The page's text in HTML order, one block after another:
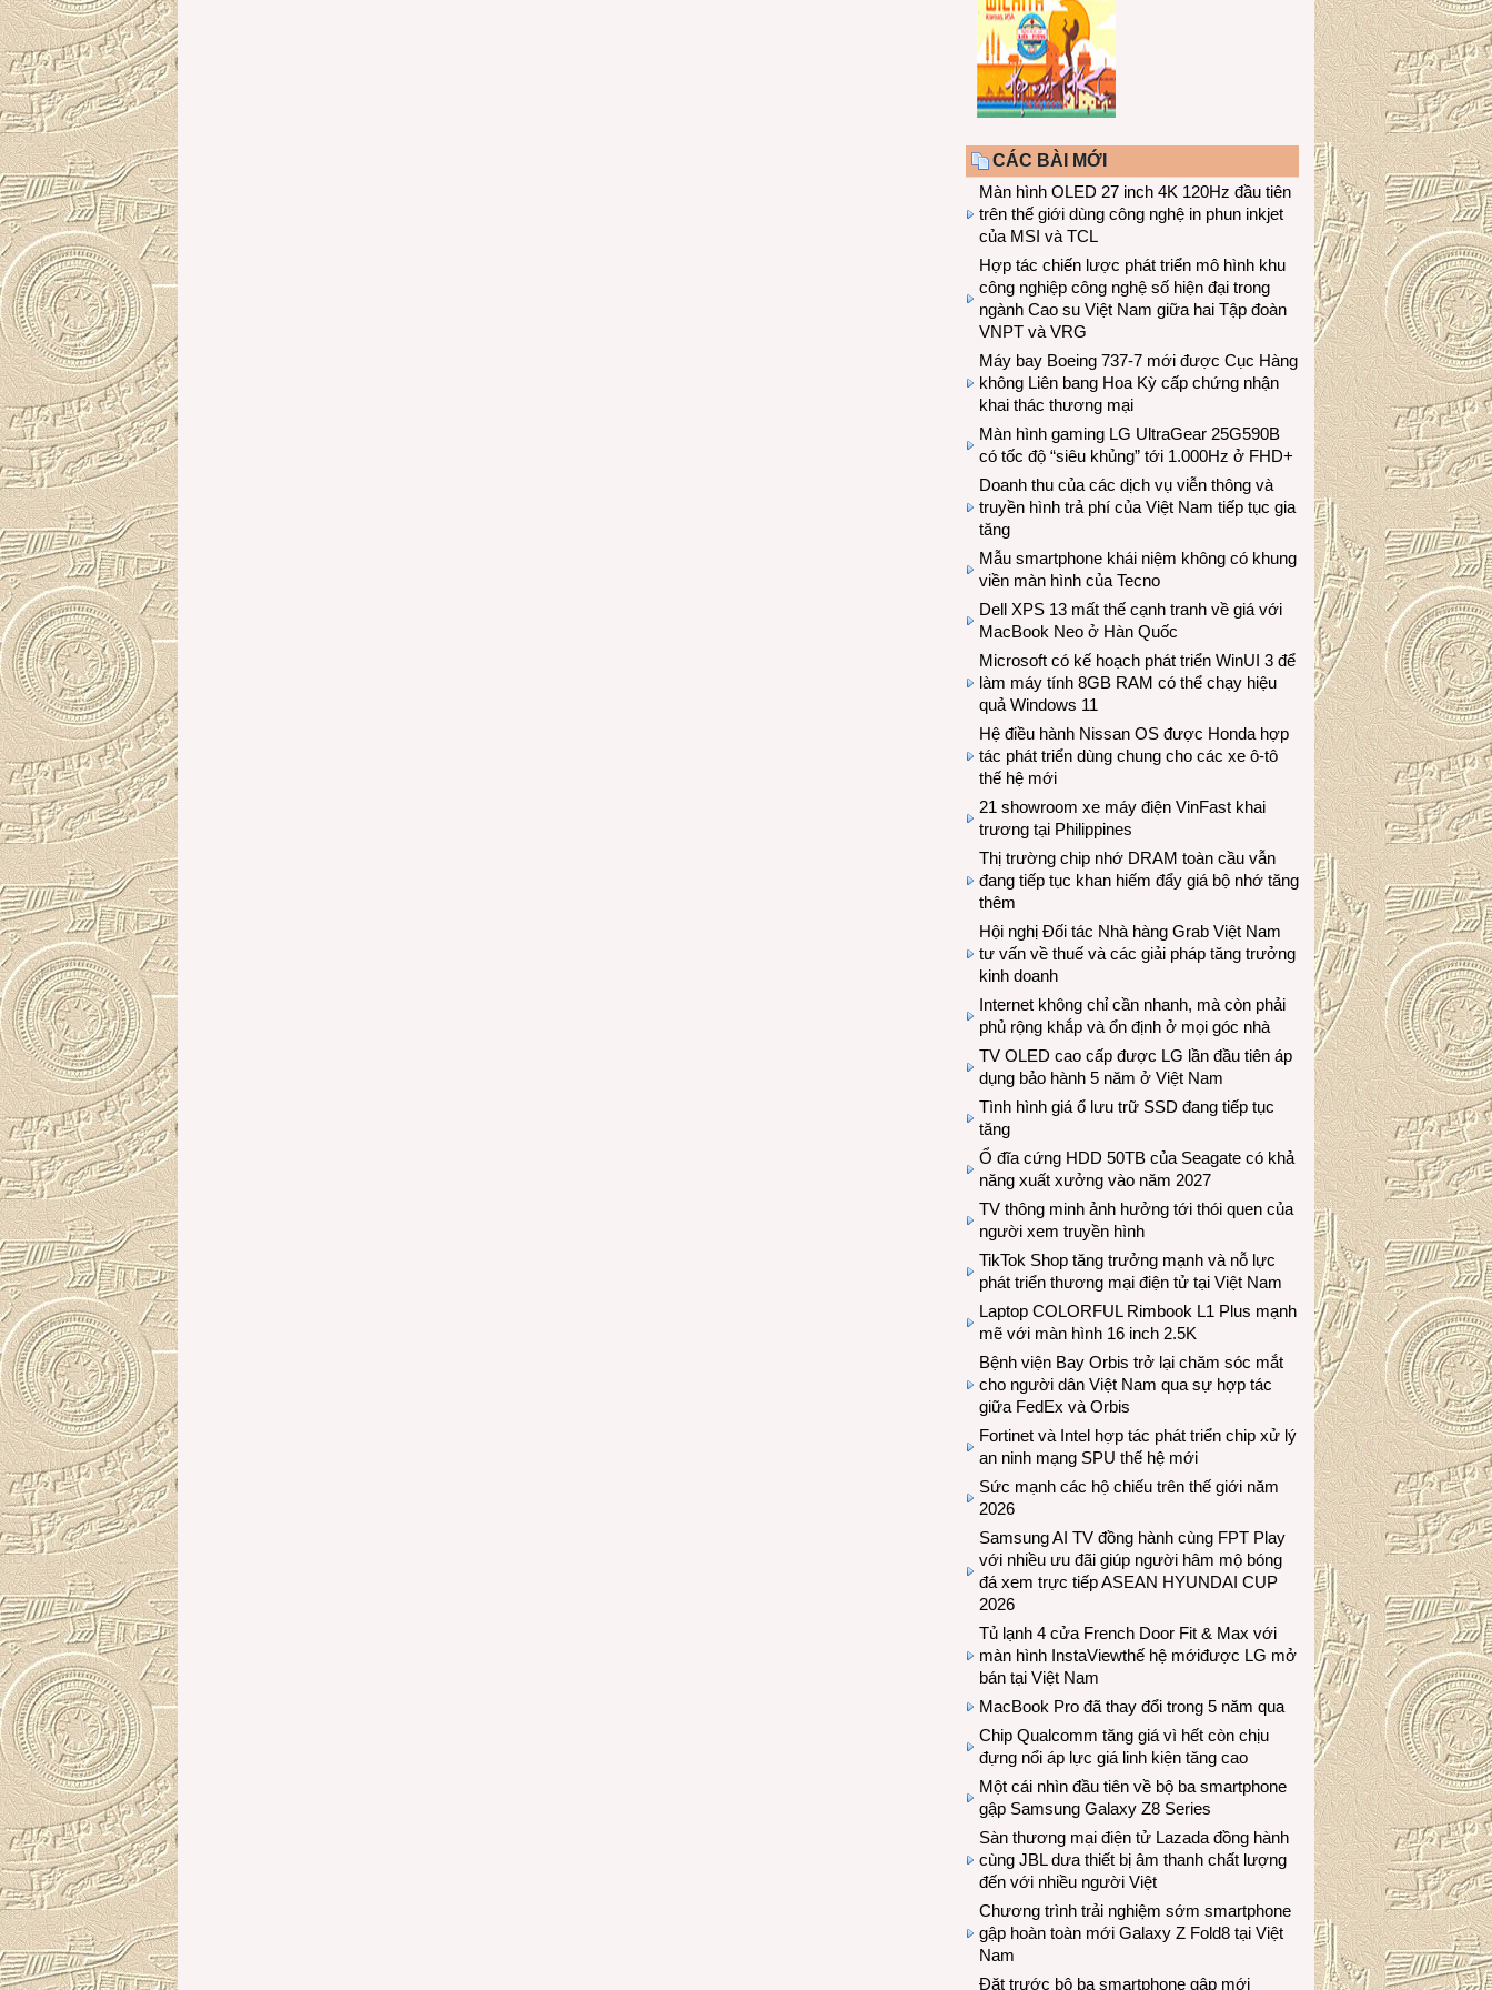
CÁC BÀI MỚI
Màn hình OLED 27 inch 4K 120Hz đầu tiên
trên thế giới dùng công nghệ in phun inkjet
của MSI và TCL
Hợp tác chiến lược phát triển mô hình khu
công nghiệp công nghệ số hiện đại trong
ngành Cao su Việt Nam giữa hai Tập đoàn
VNPT và VRG
Máy bay Boeing 737-7 mới được Cục Hàng
không Liên bang Hoa Kỳ cấp chứng nhận
khai thác thương mại
Màn hình gaming LG UltraGear 25G590B
có tốc độ “siêu khủng” tới 1.000Hz ở FHD+
Doanh thu của các dịch vụ viễn thông và
truyền hình trả phí của Việt Nam tiếp tục gia
tăng
Mẫu smartphone khái niệm không có khung
viền màn hình của Tecno
Dell XPS 13 mất thế cạnh tranh về giá với
MacBook Neo ở Hàn Quốc
Microsoft có kế hoạch phát triển WinUI 3 để
làm máy tính 8GB RAM có thể chạy hiệu
quả Windows 11
Hệ điều hành Nissan OS được Honda hợp
tác phát triển dùng chung cho các xe ô-tô
thế hệ mới
21 showroom xe máy điện VinFast khai
trương tại Philippines
Thị trường chip nhớ DRAM toàn cầu vẫn
đang tiếp tục khan hiếm đẩy giá bộ nhớ tăng
thêm
Hội nghị Đối tác Nhà hàng Grab Việt Nam
tư vấn về thuế và các giải pháp tăng trưởng
kinh doanh
Internet không chỉ cần nhanh, mà còn phải
phủ rộng khắp và ổn định ở mọi góc nhà
TV OLED cao cấp được LG lần đầu tiên áp
dụng bảo hành 5 năm ở Việt Nam
Tình hình giá ổ lưu trữ SSD đang tiếp tục
tăng
Ổ đĩa cứng HDD 50TB của Seagate có khả
năng xuất xưởng vào năm 2027
TV thông minh ảnh hưởng tới thói quen của
người xem truyền hình
TikTok Shop tăng trưởng mạnh và nỗ lực
phát triển thương mại điện tử tại Việt Nam
Laptop COLORFUL Rimbook L1 Plus mạnh
mẽ với màn hình 16 inch 2.5K
Bệnh viện Bay Orbis trở lại chăm sóc mắt
cho người dân Việt Nam qua sự hợp tác
giữa FedEx và Orbis
Fortinet và Intel hợp tác phát triển chip xử lý
an ninh mạng SPU thế hệ mới
Sức mạnh các hộ chiếu trên thế giới năm
2026
Samsung AI TV đồng hành cùng FPT Play
với nhiều ưu đãi giúp người hâm mộ bóng
đá xem trực tiếp ASEAN HYUNDAI CUP
2026
Tủ lạnh 4 cửa French Door Fit & Max với
màn hình InstaViewthế hệ mớiđược LG mở
bán tại Việt Nam
MacBook Pro đã thay đổi trong 5 năm qua
Chip Qualcomm tăng giá vì hết còn chịu
đựng nổi áp lực giá linh kiện tăng cao
Một cái nhìn đầu tiên về bộ ba smartphone
gập Samsung Galaxy Z8 Series
Sàn thương mại điện tử Lazada đồng hành
cùng JBL dưa thiết bị âm thanh chất lượng
đến với nhiều người Việt
Chương trình trải nghiệm sớm smartphone
gập hoàn toàn mới Galaxy Z Fold8 tại Việt
Nam
Đặt trước bộ ba smartphone gập mới